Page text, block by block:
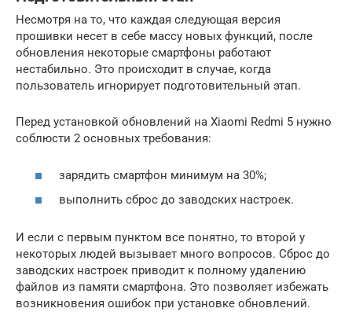
Несмотря на то, что каждая следующая версия
прошивки несет в себе массу новых функций, после
обновления некоторые смартфоны работают
нестабильно. Это происходит в случае, когда
пользователь игнорирует подготовительный этап.
Перед установкой обновлений на Xiaomi Redmi 5 нужно
соблюсти 2 основных требования:
зарядить смартфон минимум на 30%;
выполнить сброс до заводских настроек.
И если с первым пунктом все понятно, то второй у
некоторых людей вызывает много вопросов. Сброс до
заводских настроек приводит к полному удалению
файлов из памяти смартфона. Это позволяет избежать
возникновения ошибок при установке обновлений.